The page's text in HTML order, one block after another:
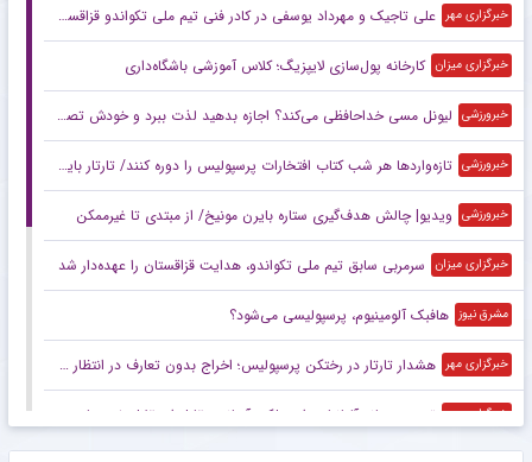
خبرگزاری مهر علی تاجیک و مهرداد یوسفی در کادر فنی تیم ملی تکواندو قزاقستان
خبرگزاری میزان کارخانه پول‌سازی لایپزیگ؛ کلاس آموزشی باشگاه‌داری
خبرورزشی لیونل مسی خداحافظی می‌کند؟ اجازه بدهید لذت ببرد و خودش تصمیم بگیرد!
خبرورزشی تازه‌واردها هر شب کتاب افتخارات پرسپولیس را دوره کنند/ تارتار باید بداند هوادار فقط قهرمانی می‌خواهد
خبرورزشی ویدیو| چالش هدف‌گیری ستاره بایرن مونیخ/ از مبتدی تا غیرممکن
خبرگزاری میزان سرمربی سابق تیم ملی تکواندو، هدایت قزاقستان را عهده‌دار شد
مشرق نیوز هافبک آلومینیوم، پرسپولیسی می‌شود؟
خبرگزاری مهر هشدار تارتار در رختکن پرسپولیس؛ اخراج بدون تعارف در انتظار فرد خاطی
خبرگزاری مهر تمجید رسانه آلبانیایی از عملکرد آسانی مقابل استقلال خوزستان